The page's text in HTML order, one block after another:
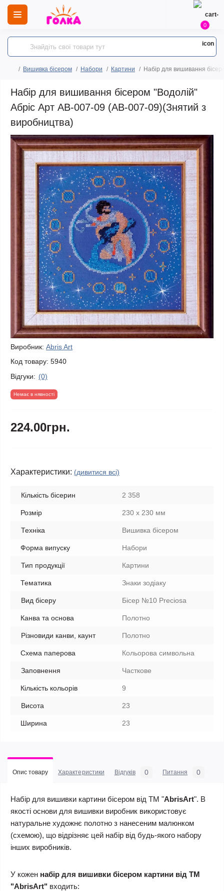
0
Вишивка бісером Набори Картини Набір для вишивання
Набір для вишивання бісером "Водолій"
Абріс Арт AB-007-09 (АВ-007-09)(Знятий з
виробництва)
Виробник: Abris Art
Код товару: 5940
Відгуки: (0)
Немає в нявності
224.00грн.
Характеристики: (дивитися всі)
Кількість бісерин 2 358
Розмір 230 х 230 мм
Техніка Вишивка бісером
Форма випуску Набори
Тип продукції Картини
Тематика Знаки зодіаку
Вид бісеру Бісер №10 Preciosa
Канва та основа Полотно
Різновиди канви, каунт Полотно
Схема паперова Кольорова символьна
Заповнення Часткове
Кількість кольорів 9
Висота 23
Ширина 23
Опис товару Характеристики Відгуків 0 Питання 0
Набір для вишивки картини бісером від ТМ "AbrisArt". В
якості основи для вишивки виробник використовує
натуральне художнє полотно з нанесеним малюнком
(схемою), що відрізняє цей набір від будь-якого набору
інших виробників.
У кожен набір для вишивки бісером картини від ТМ
"AbrisArt" входить: